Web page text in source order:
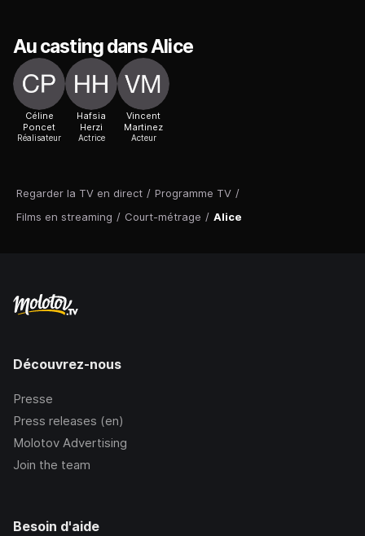
Regarder la TV en direct / Programme TV /
Films en streaming / Court-métrage / Alice
Au casting dans Alice
Céline
Poncet
Réalisateur
Hafsia
Herzi
Actrice
Vincent
Martinez
Acteur
Découvrez-nous
Presse
Press releases (en)
Molotov Advertising
Join the team
Besoin d'aide